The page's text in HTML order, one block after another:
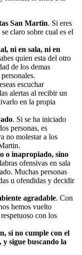
San Martin. Si eres
claro sobre cual es el
ni en sala, ni en
quien esta del otro
de los demas
escuchar
alertas al recibir un
en la propia
. Si se ha iniciado
personas, es
no molestar a los
o inapropiado, sino
ofensivas en sala
Muchas personas
u ofendidas y decidir
agradable. Con
hemos vuelto
con los
si no cumple con el
y sigue buscando la